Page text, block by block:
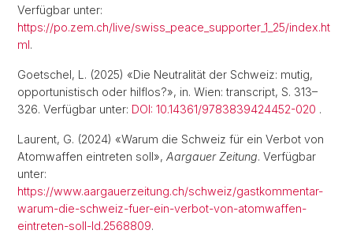
Verfügbar unter:
https://po.zem.ch/live/swiss_peace_supporter_1_25/index.ht
ml.
Goetschel, L. (2025) «Die Neutralität der Schweiz: mutig,
opportunistisch oder hilflos?», in. Wien: transcript, S. 313–
326. Verfügbar unter: DOI: 10.14361/9783839424452-020 .
Laurent, G. (2024) «Warum die Schweiz für ein Verbot von
Atomwaffen eintreten soll», Aargauer Zeitung. Verfügbar
unter:
https://www.aargauerzeitung.ch/schweiz/gastkommentar-
warum-die-schweiz-fuer-ein-verbot-von-atomwaffen-
eintreten-soll-ld.2568809.